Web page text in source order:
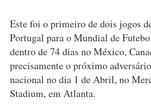
Este foi o primeiro de dois jogos
Portugal para o Mundial de
dentro de 74 dias no México,
precisamente o próximo
nacional no dia 1 de Abril, no
Stadium, em Atlanta.